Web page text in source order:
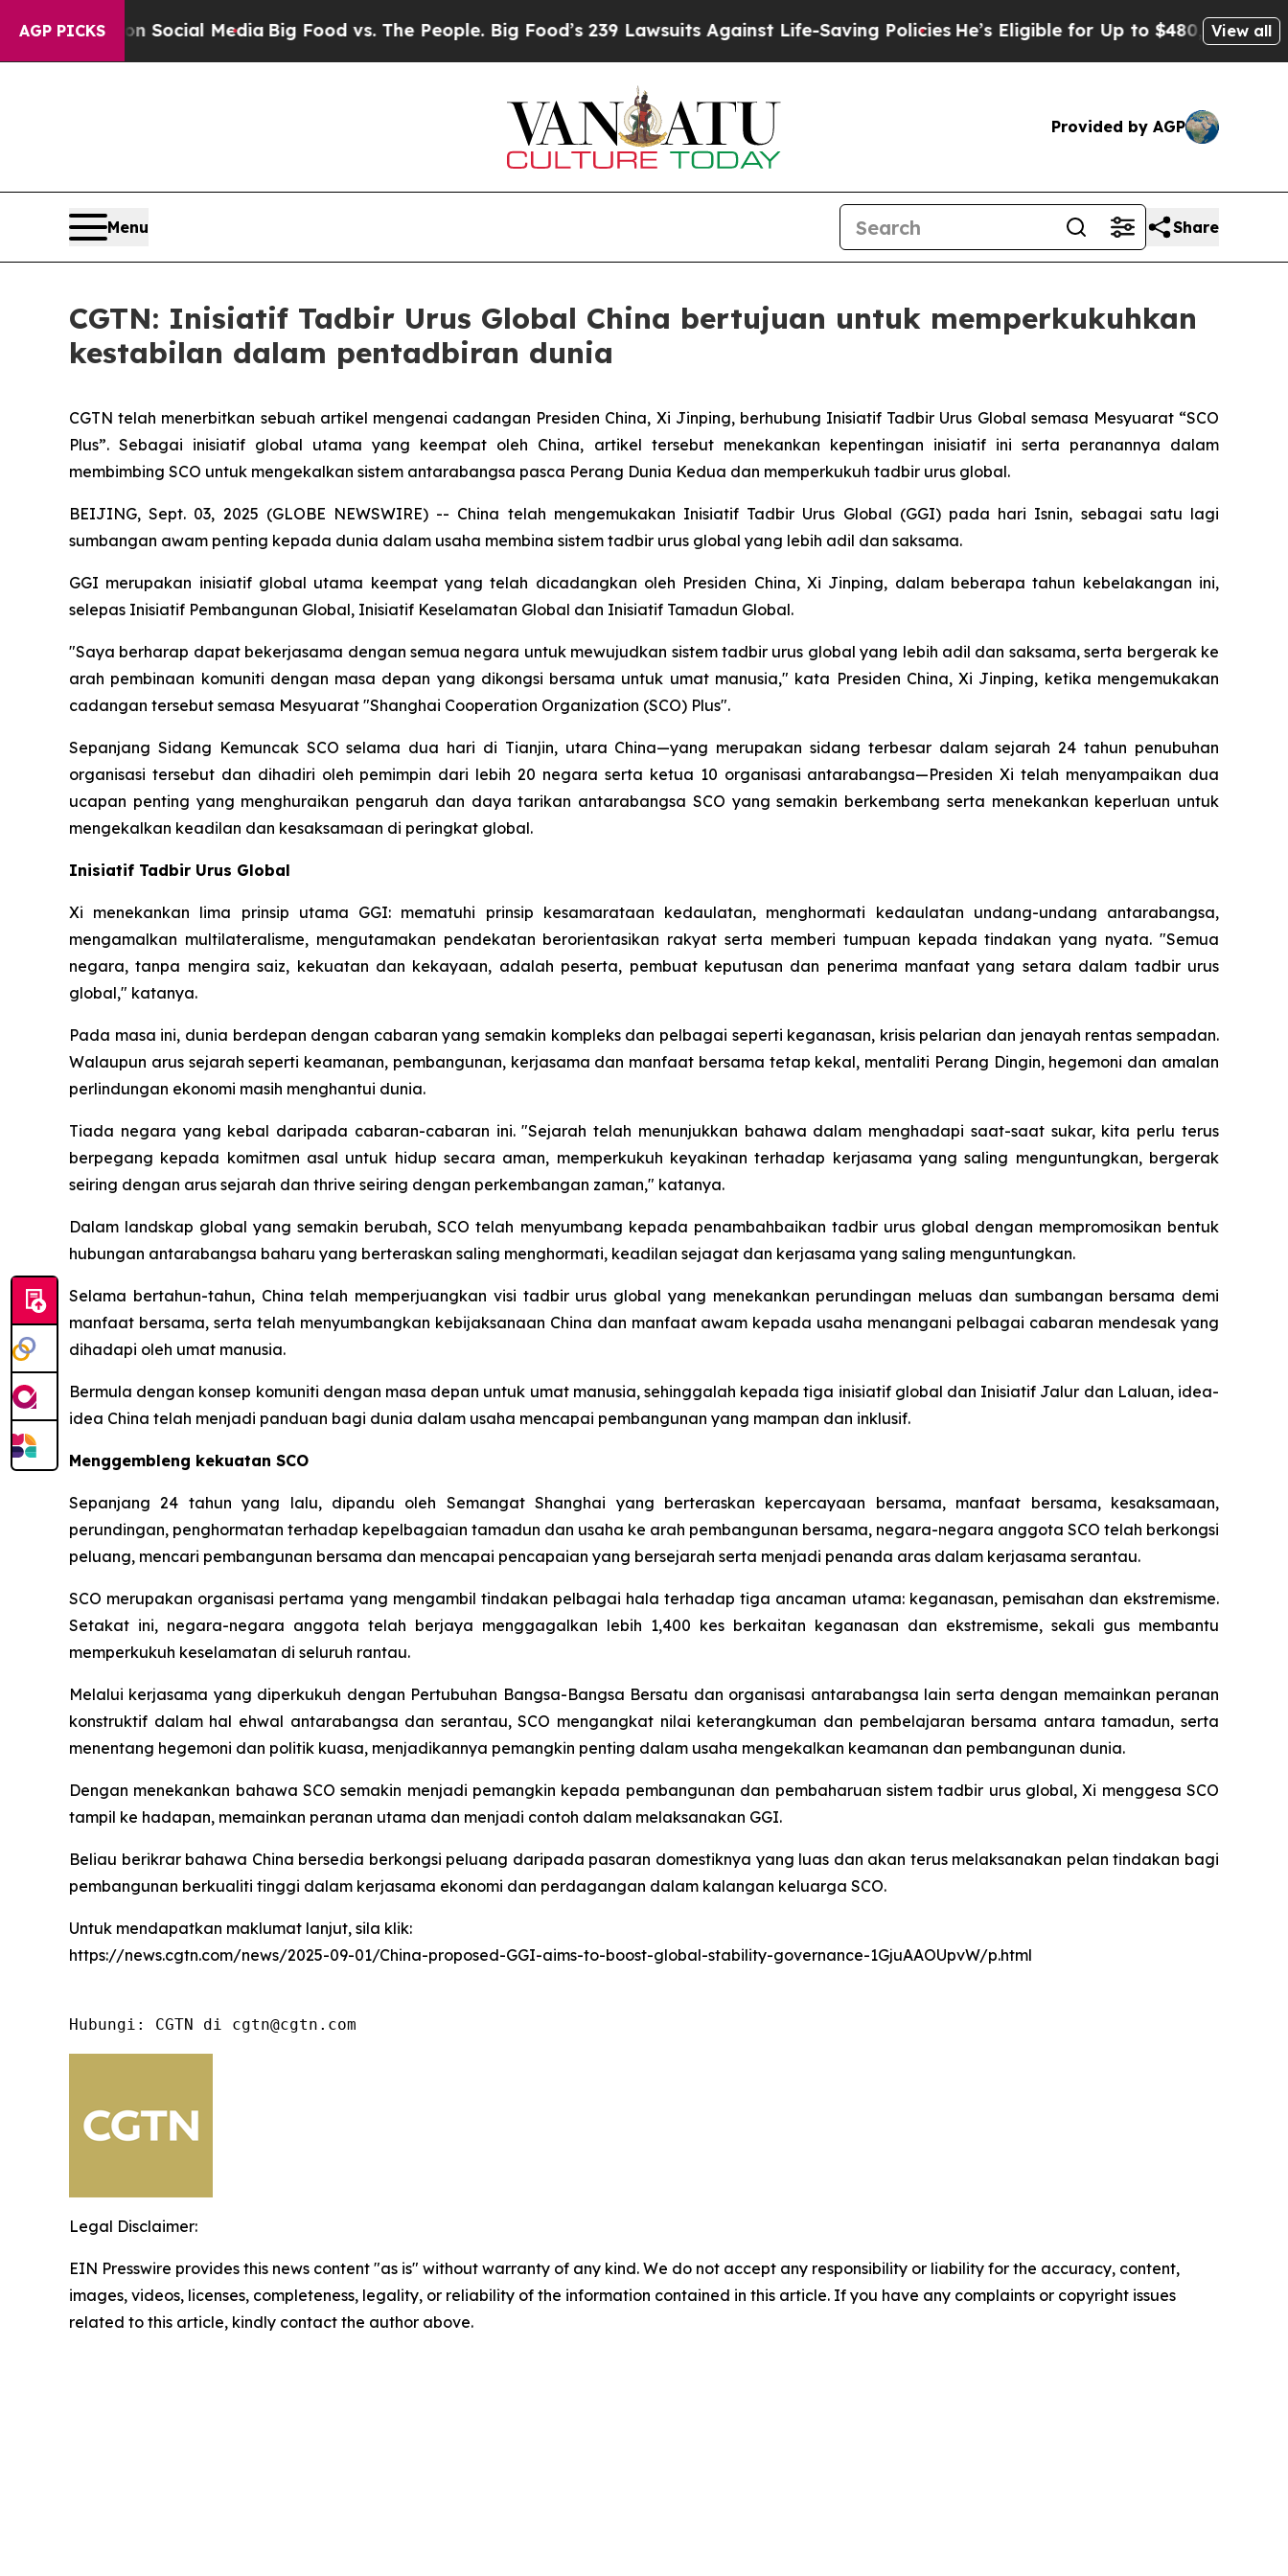
AGP PICKSon Social Media Big Food vs. The People. Big Food’s 239 Lawsuits Against Life-Saving PoliciesHe’s Eligible for Up to $480,000 AfterView all
Provided by AGP
Menu Share
CGTN: Inisiatif Tadbir Urus Global China bertujuan untuk memperkukuhkan
kestabilan dalam pentadbiran dunia
CGTN telah menerbitkan sebuah artikel mengenai cadangan Presiden China, Xi Jinping, berhubung Inisiatif Tadbir Urus Global semasa Mesyuarat “SCO
Plus”. Sebagai inisiatif global utama yang keempat oleh China, artikel tersebut menekankan kepentingan inisiatif ini serta peranannya dalam
membimbing SCO untuk mengekalkan sistem antarabangsa pasca Perang Dunia Kedua dan memperkukuh tadbir urus global.
BEIJING, Sept. 03, 2025 (GLOBE NEWSWIRE) -- China telah mengemukakan Inisiatif Tadbir Urus Global (GGI) pada hari Isnin, sebagai satu lagi
sumbangan awam penting kepada dunia dalam usaha membina sistem tadbir urus global yang lebih adil dan saksama.
GGI merupakan inisiatif global utama keempat yang telah dicadangkan oleh Presiden China, Xi Jinping, dalam beberapa tahun kebelakangan ini,
selepas Inisiatif Pembangunan Global, Inisiatif Keselamatan Global dan Inisiatif Tamadun Global.
"Saya berharap dapat bekerjasama dengan semua negara untuk mewujudkan sistem tadbir urus global yang lebih adil dan saksama, serta bergerak ke
arah pembinaan komuniti dengan masa depan yang dikongsi bersama untuk umat manusia," kata Presiden China, Xi Jinping, ketika mengemukakan
cadangan tersebut semasa Mesyuarat "Shanghai Cooperation Organization (SCO) Plus".
Sepanjang Sidang Kemuncak SCO selama dua hari di Tianjin, utara China—yang merupakan sidang terbesar dalam sejarah 24 tahun penubuhan
organisasi tersebut dan dihadiri oleh pemimpin dari lebih 20 negara serta ketua 10 organisasi antarabangsa—Presiden Xi telah menyampaikan dua
ucapan penting yang menghuraikan pengaruh dan daya tarikan antarabangsa SCO yang semakin berkembang serta menekankan keperluan untuk
mengekalkan keadilan dan kesaksamaan di peringkat global.
Inisiatif Tadbir Urus Global
Xi menekankan lima prinsip utama GGI: mematuhi prinsip kesamarataan kedaulatan, menghormati kedaulatan undang-undang antarabangsa,
mengamalkan multilateralisme, mengutamakan pendekatan berorientasikan rakyat serta memberi tumpuan kepada tindakan yang nyata. "Semua
negara, tanpa mengira saiz, kekuatan dan kekayaan, adalah peserta, pembuat keputusan dan penerima manfaat yang setara dalam tadbir urus
global," katanya.
Pada masa ini, dunia berdepan dengan cabaran yang semakin kompleks dan pelbagai seperti keganasan, krisis pelarian dan jenayah rentas sempadan.
Walaupun arus sejarah seperti keamanan, pembangunan, kerjasama dan manfaat bersama tetap kekal, mentaliti Perang Dingin, hegemoni dan amalan
perlindungan ekonomi masih menghantui dunia.
Tiada negara yang kebal daripada cabaran-cabaran ini. "Sejarah telah menunjukkan bahawa dalam menghadapi saat-saat sukar, kita perlu terus
berpegang kepada komitmen asal untuk hidup secara aman, memperkukuh keyakinan terhadap kerjasama yang saling menguntungkan, bergerak
seiring dengan arus sejarah dan thrive seiring dengan perkembangan zaman," katanya.
Dalam landskap global yang semakin berubah, SCO telah menyumbang kepada penambahbaikan tadbir urus global dengan mempromosikan bentuk
hubungan antarabangsa baharu yang berteraskan saling menghormati, keadilan sejagat dan kerjasama yang saling menguntungkan.
Selama bertahun-tahun, China telah memperjuangkan visi tadbir urus global yang menekankan perundingan meluas dan sumbangan bersama demi
manfaat bersama, serta telah menyumbangkan kebijaksanaan China dan manfaat awam kepada usaha menangani pelbagai cabaran mendesak yang
dihadapi oleh umat manusia.
Bermula dengan konsep komuniti dengan masa depan untuk umat manusia, sehinggalah kepada tiga inisiatif global dan Inisiatif Jalur dan Laluan, idea-
idea China telah menjadi panduan bagi dunia dalam usaha mencapai pembangunan yang mampan dan inklusif.
Menggembleng kekuatan SCO
Sepanjang 24 tahun yang lalu, dipandu oleh Semangat Shanghai yang berteraskan kepercayaan bersama, manfaat bersama, kesaksamaan,
perundingan, penghormatan terhadap kepelbagaian tamadun dan usaha ke arah pembangunan bersama, negara-negara anggota SCO telah berkongsi
peluang, mencari pembangunan bersama dan mencapai pencapaian yang bersejarah serta menjadi penanda aras dalam kerjasama serantau.
SCO merupakan organisasi pertama yang mengambil tindakan pelbagai hala terhadap tiga ancaman utama: keganasan, pemisahan dan ekstremisme.
Setakat ini, negara-negara anggota telah berjaya menggagalkan lebih 1,400 kes berkaitan keganasan dan ekstremisme, sekali gus membantu
memperkukuh keselamatan di seluruh rantau.
Melalui kerjasama yang diperkukuh dengan Pertubuhan Bangsa-Bangsa Bersatu dan organisasi antarabangsa lain serta dengan memainkan peranan
konstruktif dalam hal ehwal antarabangsa dan serantau, SCO mengangkat nilai keterangkuman dan pembelajaran bersama antara tamadun, serta
menentang hegemoni dan politik kuasa, menjadikannya pemangkin penting dalam usaha mengekalkan keamanan dan pembangunan dunia.
Dengan menekankan bahawa SCO semakin menjadi pemangkin kepada pembangunan dan pembaharuan sistem tadbir urus global, Xi menggesa SCO
tampil ke hadapan, memainkan peranan utama dan menjadi contoh dalam melaksanakan GGI.
Beliau berikrar bahawa China bersedia berkongsi peluang daripada pasaran domestiknya yang luas dan akan terus melaksanakan pelan tindakan bagi
pembangunan berkualiti tinggi dalam kerjasama ekonomi dan perdagangan dalam kalangan keluarga SCO.
Untuk mendapatkan maklumat lanjut, sila klik:
https://news.cgtn.com/news/2025-09-01/China-proposed-GGI-aims-to-boost-global-stability-governance-1GjuAAOUpvW/p.html
Hubungi: CGTN di cgtn@cgtn.com
Legal Disclaimer:
EIN Presswire provides this news content "as is" without warranty of any kind. We do not accept any responsibility or liability for the accuracy, content,
images, videos, licenses, completeness, legality, or reliability of the information contained in this article. If you have any complaints or copyright issues
related to this article, kindly contact the author above.